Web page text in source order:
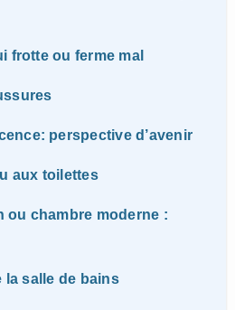
frotte ou ferme mal
perspective d’avenir
aux toilettes
ou chambre moderne :
la salle de bains